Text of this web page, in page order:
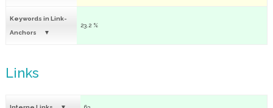
Keywords in Link-
Anchors
23.2 %
Links